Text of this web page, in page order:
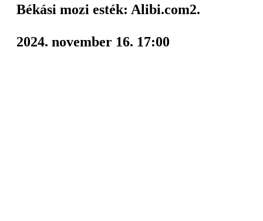
Békási mozi esték: Alibi.com2.
2024. november 16. 17:00